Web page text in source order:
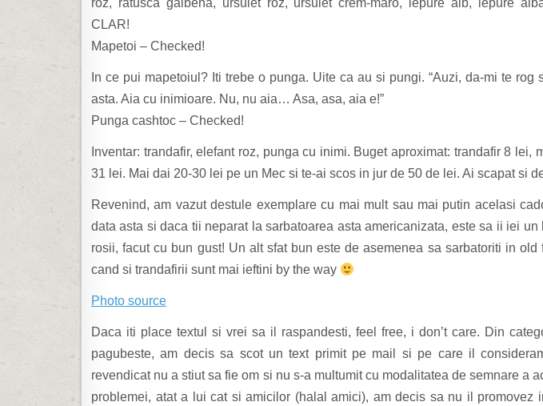
roz, ratusca galbena, ursulet roz, ursulet crem-maro, iepure alb, iepure
CLAR!
Mapetoi – Checked!
In ce pui mapetoiul? Iti trebe o punga. Uite ca au si pungi. “Auzi, da-mi te rog
asta. Aia cu inimioare. Nu, nu aia… Asa, asa, aia e!”
Punga cashtoc – Checked!
Inventar: trandafir, elefant roz, punga cu inimi. Buget aproximat: trandafir 8 lei,
31 lei. Mai dai 20-30 lei pe un Mec si te-ai scos in jur de 50 de lei. Ai scapat si
Revenind, am vazut destule exemplare cu mai mult sau mai putin acelasi
data asta si daca tii neparat la sarbatoarea asta americanizata, este sa ii iei un
rosii, facut cu bun gust! Un alt sfat bun este de asemenea sa sarbatoriti in old
cand si trandafirii sunt mai ieftini by the way
Photo source
Daca iti place textul si vrei sa il raspandesti, feel free, i don’t care. Din
pagubeste, am decis sa scot un text primit pe mail si pe care il
revendicat nu a stiut sa fie om si nu s-a multumit cu modalitatea de semnare a
problemei, atat a lui cat si amicilor (halal amici), am decis sa nu il promovez